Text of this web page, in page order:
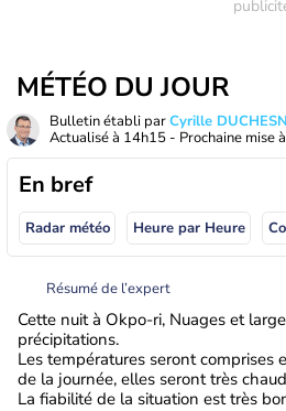
MÉTÉO DU JOUR
Bulletin établi parCyrille
Actualisé à 14h15 - Prochaine mise
En bref
Radar météo Heure par Heure
Résumé de l’expert
Cette nuit à Okpo-ri, Nuages et
précipitations.
Les températures seront comprises
de la journée, elles seront très
La fiabilité de la situation est très